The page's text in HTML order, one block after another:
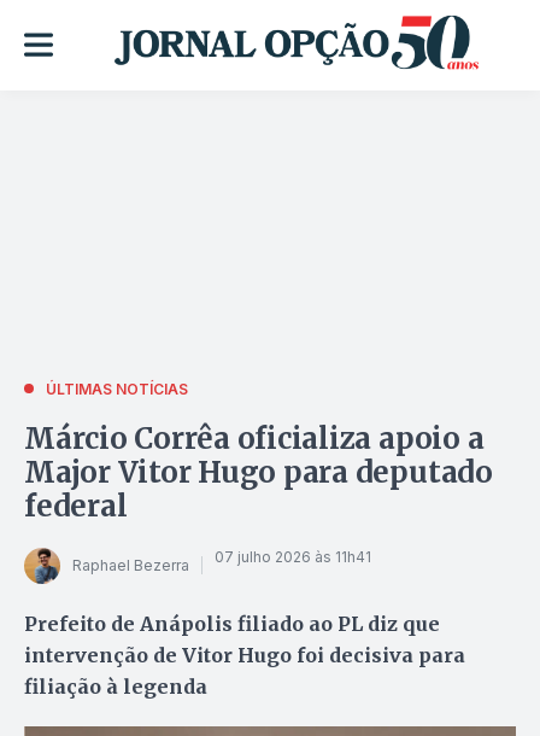
ÚLTIMAS NOTÍCIAS
Márcio Corrêa oficializa apoio a
Major Vitor Hugo para deputado
federal
Raphael Bezerra 07 julho 2026 às 11h41
Prefeito de Anápolis filiado ao PL diz que
intervenção de Vitor Hugo foi decisiva para
filiação à legenda